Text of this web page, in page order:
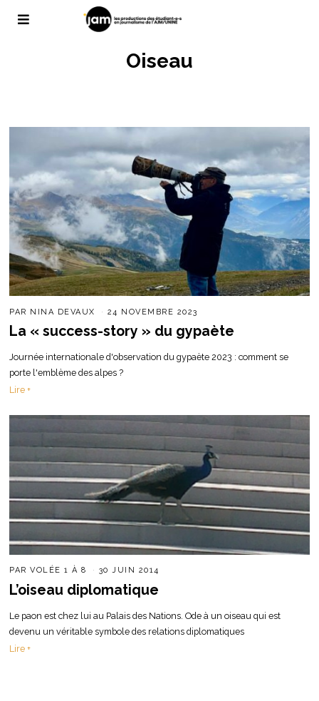
Oiseau
PAR NINA DEVAUX 24 NOVEMBRE 2023
La « success-story » du gypaète
Journée internationale d'observation du gypaète 2023 : comment se
porte l'emblème des alpes ?
Lire +
PARVOLÉE 1 À 8 30 JUIN 2014
L’oiseau diplomatique
Le paon est chez lui au Palais des Nations. Ode à un oiseau qui est
devenu un véritable symbole des relations diplomatiques
Lire +